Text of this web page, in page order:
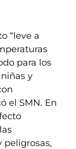
“leve a
para los
y
el SMN. En
peligrosas,